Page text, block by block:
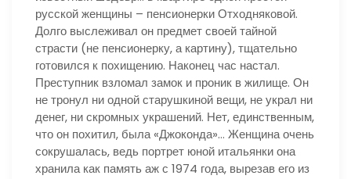
русской женщины – пенсионерки Отходняковой.
Долго выслеживал он предмет своей тайной
страсти (не пенсионерку, а картину), тщательно
готовился к похищению. Наконец час настал.
Преступник взломал замок и проник в жилище. Он
не тронул ни одной старушкиной вещи, не украл ни
денег, ни скромных украшений. Нет, единственным,
что он похитил, была «Джоконда»… Женщина очень
сокрушалась, ведь портрет юной итальянки она
хранила как память аж с 1974 года, вырезав его из